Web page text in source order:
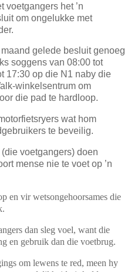
voetgangers het ’n
om ongelukke met
gelede besluit genoeg
soggens van 08:00 tot
17:30 op die N1 naby die
winkelsentrum om
die pad te hardloop.
wat hom
te beveilig.
voetgangers) doen
mense nie te voet op ’n
en vir wetsongehoorsames die
dan sleg voel, want die
en gebruik dan die voetbrug.
om lewens te red, meen hy